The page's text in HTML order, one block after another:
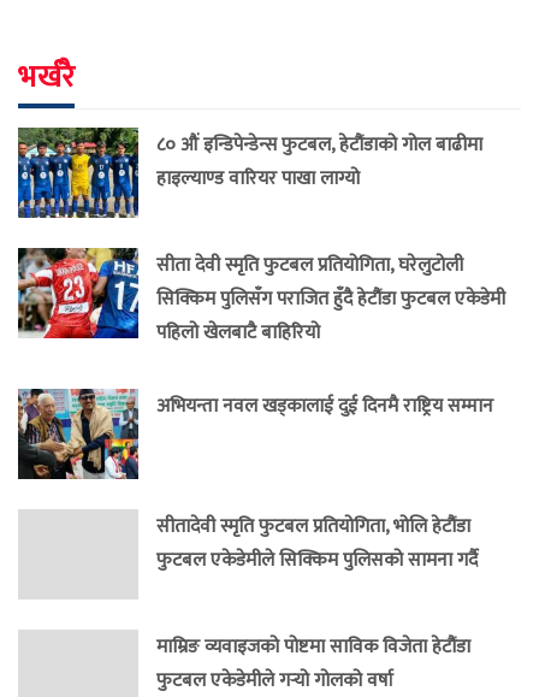
भर्खरै
८० औं इन्डिपेन्डेन्स फुटबल, हेटौंडाको गोल बाढीमा
हाइल्याण्ड वारियर पाखा लाग्यो
सीता देवी स्मृति फुटबल प्रतियोगिता, घरेलुटोली
सिक्किम पुलिसँग पराजित हुँदै हेटौंडा फुटबल एकेडेमी
पहिलो खेलबाटै बाहिरियो
अभियन्ता नवल खड्कालाई दुई दिनमै राष्ट्रिय सम्मान
सीतादेवी स्मृति फुटबल प्रतियोगिता, भोलि हेटौंडा
फुटबल एकेडेमीले सिक्किम पुलिसको सामना गर्दै
माम्रिङ व्यवाइजको पोष्टमा साविक विजेता हेटौंडा
फुटबल एकेडेमीले गर्‍यो गोलको वर्षा